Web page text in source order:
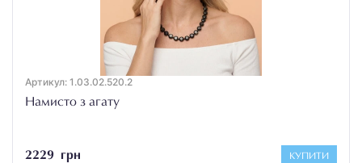
Артикул: 1.03.02.520.2
Намисто з агату
2229 грн КУПИТИ